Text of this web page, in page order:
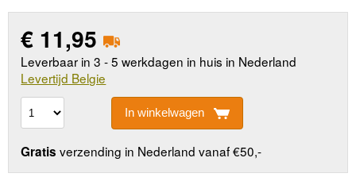
€ 11,95
Leverbaar in 3 - 5 werkdagen in huis in Nederland
Levertijd Belgie
In winkelwagen
Gratis verzending in Nederland vanaf €50,-